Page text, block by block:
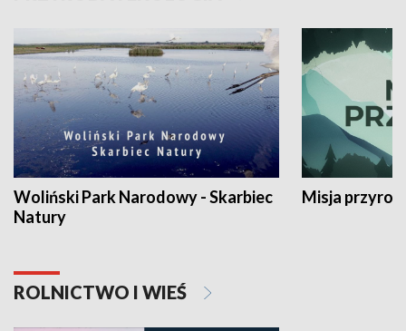
Woliński Park Narodowy - Skarbiec
Natury
Misja
ROLNICTWO I WIEŚ